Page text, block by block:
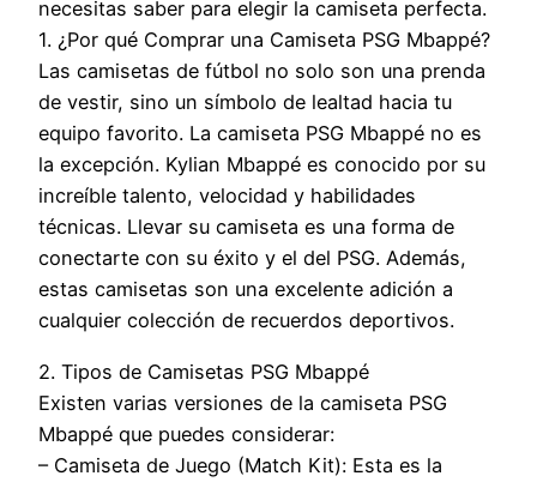
necesitas saber para elegir la camiseta perfecta.
1. ¿Por qué Comprar una Camiseta PSG Mbappé?
Las camisetas de fútbol no solo son una prenda
de vestir, sino un símbolo de lealtad hacia tu
equipo favorito. La camiseta PSG Mbappé no es
la excepción. Kylian Mbappé es conocido por su
increíble talento, velocidad y habilidades
técnicas. Llevar su camiseta es una forma de
conectarte con su éxito y el del PSG. Además,
estas camisetas son una excelente adición a
cualquier colección de recuerdos deportivos.
2. Tipos de Camisetas PSG Mbappé
Existen varias versiones de la camiseta PSG
Mbappé que puedes considerar:
– Camiseta de Juego (Match Kit): Esta es la